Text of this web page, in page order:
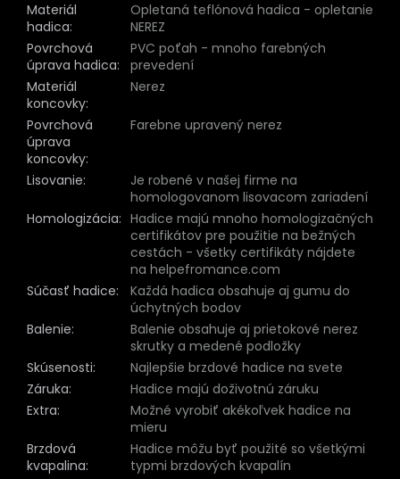
Materiál
hadica:
Opletaná teflónová hadica - opletanie
NEREZ
Povrchová
úprava hadica:
PVC poťah - mnoho farebných
prevedení
Materiál
koncovky:
Nerez
Povrchová
úprava
koncovky:
Farebne upravený nerez
Lisovanie:
Je robené v našej firme na
homologovanom lisovacom zariadení
Homologizácia: Hadice majú mnoho homologizačných
certifikátov pre použitie na bežných
cestách - všetky certifikáty nájdete
na helpefromance.com
Súčasť hadice:
Každá hadica obsahuje aj gumu do
úchytných bodov
Balenie:
Balenie obsahuje aj prietokové nerez
skrutky a medené podložky
Skúsenosti:
Najlepšie brzdové hadice na svete
Záruka:
Hadice majú doživotnú záruku
Extra:
Možné vyrobiť akékoľvek hadice na
mieru
Brzdová
kvapalina:
Hadice môžu byť použité so všetkými
typmi brzdových kvapalín